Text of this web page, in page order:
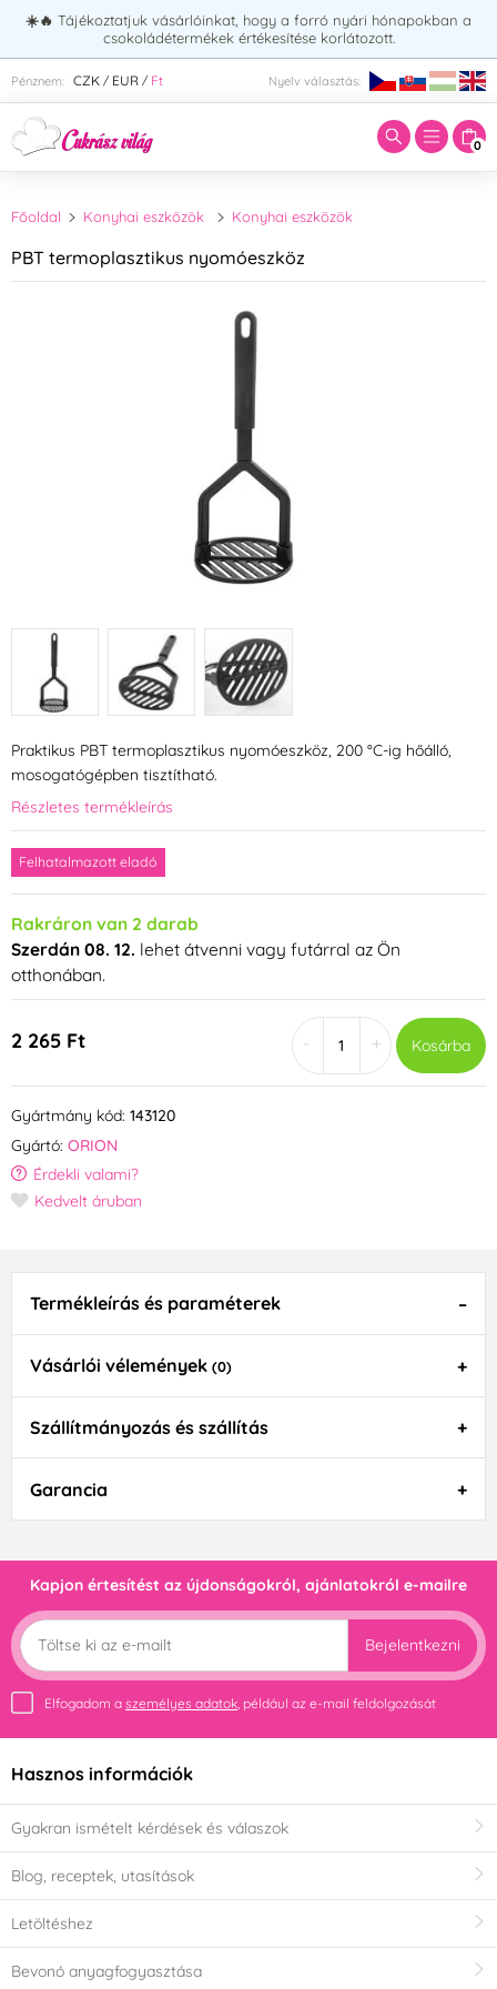
☀️🔥 Tájékoztatjuk vásárlóinkat, hogy a forró nyári hónapokban a
csokoládétermékek értékesítése korlátozott.
Pénznem: CZK / EUR / Ft Nyelv választás:
0
Adja meg a keresett kifejezést:
Főoldal Konyhai eszközök Konyhai eszközök
PBT termoplasztikus nyomóeszköz
Praktikus PBT termoplasztikus nyomóeszköz, 200 °C-ig hőálló,
mosogatógépben tisztítható.
Részletes termékleírás
Felhatalmazott eladó
Rakráron van 2 darab
Szerdán 08. 12. lehet átvenni vagy futárral az Ön
otthonában.
2 265 Ft + Kosárba
Gyártmány kód: 143120
Gyártó: ORION
Érdekli valami?
Kedvelt áruban
Termékleírás és paraméterek
Vásárlói vélemények (0)
Szállítmányozás és szállítás
Garancia
Kapjon értesítést az újdonságokról, ajánlatokról e-mailre
Bejelentkezni
Elfogadom a személyes adatok , például az e-mail feldolgozását
Hasznos információk
Gyakran ismételt kérdések és válaszok
Blog, receptek, utasítások
Letöltéshez
Bevonó anyagfogyasztása